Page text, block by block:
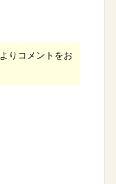
よりコメントをお